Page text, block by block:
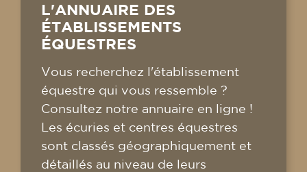
L'ANNUAIRE DES
ÉTABLISSEMENTS
ÉQUESTRES
Vous recherchez l'établissement
équestre qui vous ressemble ?
Consultez notre annuaire en ligne !
Les écuries et centres équestres
sont classés géographiquement et
détaillés au niveau de leurs